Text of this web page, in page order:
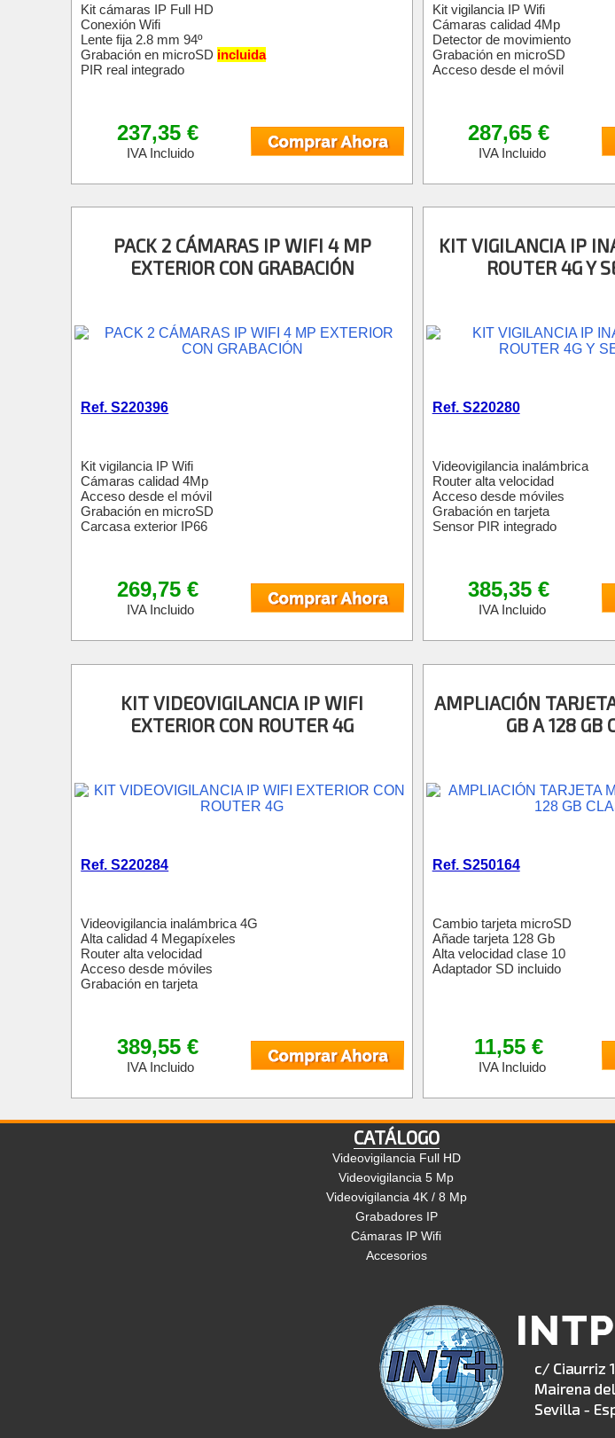
Kit cámaras IP Full HD
Conexión Wifi
Lente fija 2.8 mm 94º
Grabación en microSD incluida
PIR real integrado
237,35 €
IVA Incluido
Kit vigilancia IP Wifi
Cámaras calidad 4Mp
Detector de movimiento
Grabación en microSD
Acceso desde el móvil
287,65 €
IVA Incluido
PACK 2 CÁMARAS IP WIFI 4 MP
EXTERIOR CON GRABACIÓN
Ref. S220396
Kit vigilancia IP Wifi
Cámaras calidad 4Mp
Acceso desde el móvil
Grabación en microSD
Carcasa exterior IP66
269,75 €
IVA Incluido
KIT VIGILANCIA IP
ROUTER 4G Y
Ref. S220280
Videovigilancia inalámbrica
Router alta velocidad
Acceso desde móviles
Grabación en tarjeta
Sensor PIR integrado
385,35 €
IVA Incluido
KIT VIDEOVIGILANCIA IP WIFI
EXTERIOR CON ROUTER 4G
Ref. S220284
Videovigilancia inalámbrica 4G
Alta calidad 4 Megapíxeles
Router alta velocidad
Acceso desde móviles
Grabación en tarjeta
389,55 €
IVA Incluido
AMPLIACIÓN
GB A 128 GB
Ref. S250164
Cambio tarjeta microSD
Añade tarjeta 128 Gb
Alta velocidad clase 10
Adaptador SD incluido
11,55 €
IVA Incluido
CATÁLOGO
Videovigilancia Full HD
Videovigilancia 5 Mp
Videovigilancia 4K / 8 Mp
Grabadores IP
Cámaras IP Wifi
Accesorios